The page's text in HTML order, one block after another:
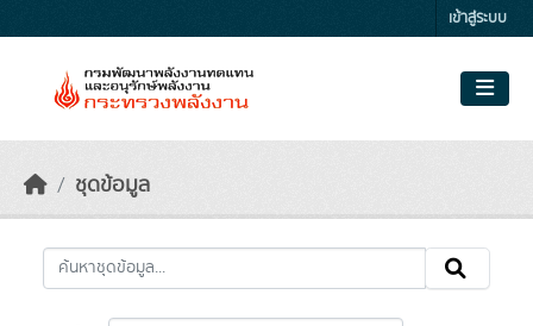
เข้าสู่ระบบ
ชุดข้อมูล